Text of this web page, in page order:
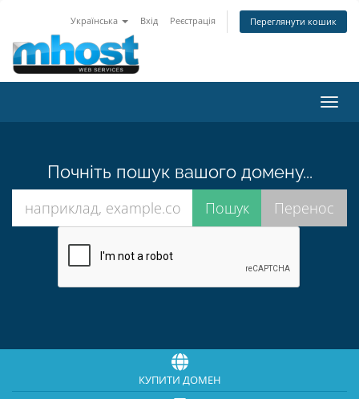
Українська Вхід Реєстрація Переглянути кошик
Почніть пошук вашого домену...
КУПИТИ ДОМЕН